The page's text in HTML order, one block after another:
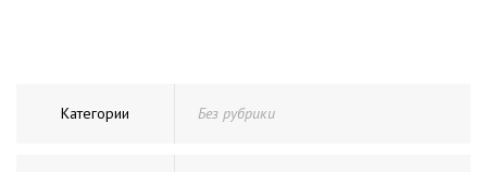
Категории Без рубрики